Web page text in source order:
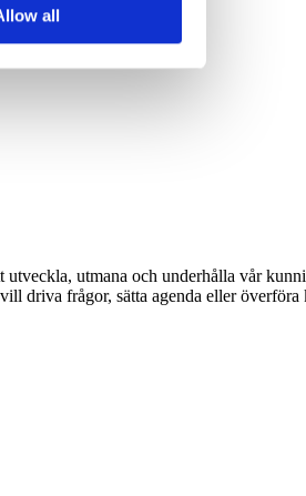
all
utmana och underhålla vår
driva frågor, sätta agenda eller